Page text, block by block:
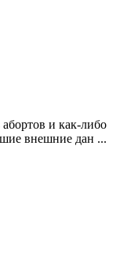
и как-либо
внешние дан ...